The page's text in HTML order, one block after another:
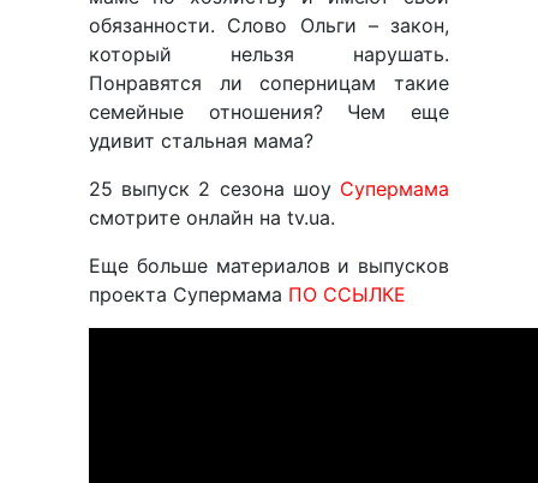
обязанности. Слово Ольги – закон,
который нельзя нарушать.
Понравятся ли соперницам такие
семейные отношения? Чем еще
удивит стальная мама?
25 выпуск 2 сезона шоу Супермама
смотрите онлайн на tv.ua.
Еще больше материалов и выпусков
проекта Супермама ПО ССЫЛКЕ